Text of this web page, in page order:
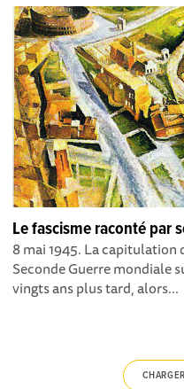
Le fascisme raconté par
8 mai 1945. La capitulation
Seconde Guerre mondiale
vingts ans plus tard, alors...